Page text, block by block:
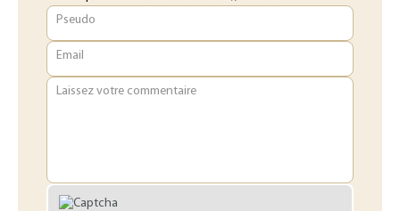
Pseudo
Email
Laissez votre commentaire